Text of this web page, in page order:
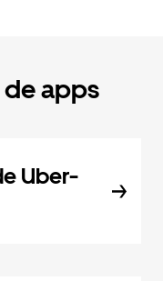
de apps
Uber-